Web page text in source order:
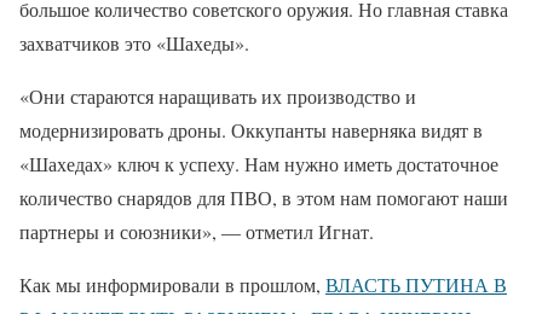
большое количество советского оружия. Но главная ставка
захватчиков это «Шахеды».
«Они стараются наращивать их производство и
модернизировать дроны. Оккупанты наверняка видят в
«Шахедах» ключ к успеху. Нам нужно иметь достаточное
количество снарядов для ПВО, в этом нам помогают наши
партнеры и союзники», — отметил Игнат.
Как мы информировали в прошлом, ВЛАСТЬ ПУТИНА В